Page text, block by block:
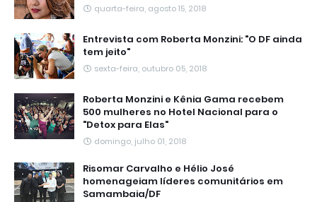
quarta-feira, agosto 15, 2018
Entrevista com Roberta Monzini: "O DF ainda
tem jeito"
sexta-feira, outubro 05, 2018
Roberta Monzini e Kênia Gama recebem
500 mulheres no Hotel Nacional para o
"Detox para Elas"
domingo, julho 01, 2018
Risomar Carvalho e Hélio José
homenageiam líderes comunitários em
Samambaia/DF